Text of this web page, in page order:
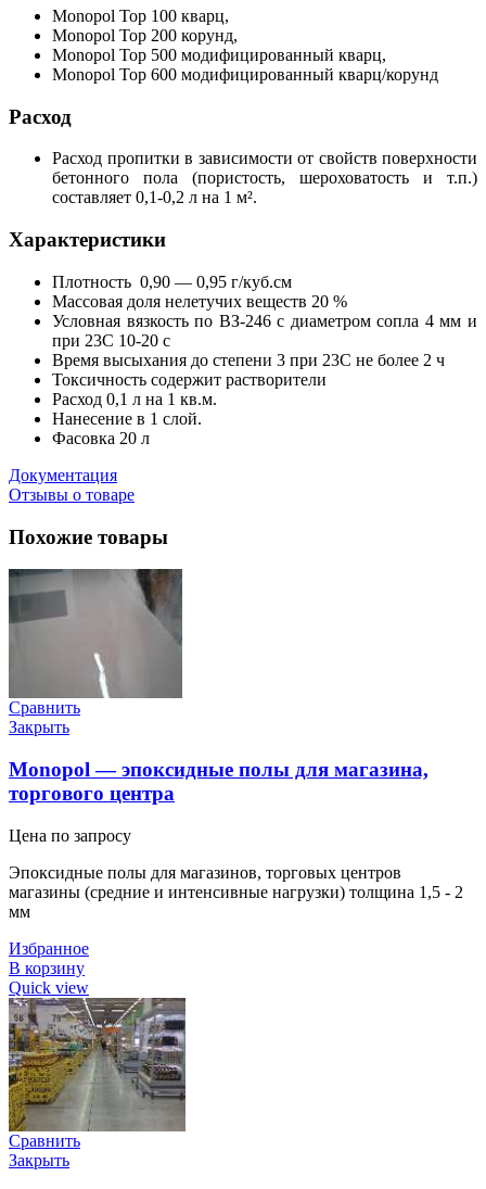
Monopol Top 100 кварц,
Monopol Top 200 корунд,
Monopol Top 500 модифицированный кварц,
Monopol Top 600 модифицированный кварц/корунд
Расход
Расход пропитки в зависимости от свойств поверхности
бетонного пола (пористость, шероховатость и т.п.)
составляет 0,1-0,2 л на 1 м².
Характеристики
Плотность 0,90 — 0,95 г/куб.см
Массовая доля нелетучих веществ 20 %
Условная вязкость по ВЗ-246 с диаметром сопла 4 мм и
при 23С 10-20 с
Время высыхания до степени 3 при 23С не более 2 ч
Токсичность содержит растворители
Расход 0,1 л на 1 кв.м.
Нанесение в 1 слой.
Фасовка 20 л
Документация
Отзывы о товаре
Похожие товары
Сравнить
Закрыть
Monopol — эпоксидные полы для магазина,
торгового центра
Цена по запросу
Эпоксидные полы для магазинов, торговых центров
магазины (средние и интенсивные нагрузки) толщина 1,5 - 2
мм
Избранное
В корзину
Quick view
Сравнить
Закрыть